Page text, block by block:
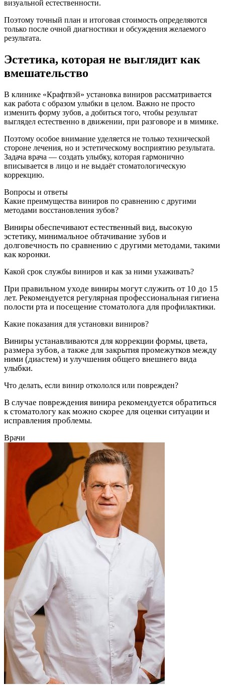
визуальной естественности.
Поэтому точный план и итоговая стоимость определяются
только после очной диагностики и обсуждения желаемого
результата.
Эстетика, которая не выглядит как
вмешательство
В клинике «Крафтвэй» установка виниров рассматривается
как работа с образом улыбки в целом. Важно не просто
изменить форму зубов, а добиться того, чтобы результат
выглядел естественно в движении, при разговоре и в мимике.
Поэтому особое внимание уделяется не только технической
стороне лечения, но и эстетическому восприятию результата.
Задача врача — создать улыбку, которая гармонично
вписывается в лицо и не выдаёт стоматологическую
коррекцию.
Вопросы и ответы
Какие преимущества виниров по сравнению с другими
методами восстановления зубов?
Виниры обеспечивают естественный вид, высокую
эстетику, минимальное обтачивание зубов и
долговечность по сравнению с другими методами, такими
как коронки.
Какой срок службы виниров и как за ними ухаживать?
При правильном уходе виниры могут служить от 10 до 15
лет. Рекомендуется регулярная профессиональная гигиена
полости рта и посещение стоматолога для профилактики.
Какие показания для установки виниров?
Виниры устанавливаются для коррекции формы, цвета,
размера зубов, а также для закрытия промежутков между
ними (диастем) и улучшения общего внешнего вида
улыбки.
Что делать, если винир откололся или поврежден?
В случае повреждения винира рекомендуется обратиться
к стоматологу как можно скорее для оценки ситуации и
исправления проблемы.
Врачи